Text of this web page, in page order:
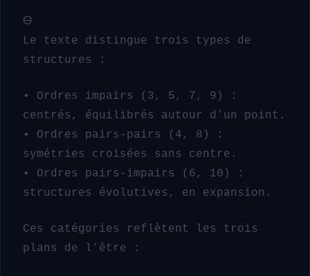
🜔
Le texte distingue trois types de
structures :
• Ordres impairs (3, 5, 7, 9) :
centrés, équilibrés autour d’un point.
• Ordres pairs-pairs (4, 8) :
symétries croisées sans centre.
• Ordres pairs-impairs (6, 10) :
structures évolutives, en expansion.
Ces catégories reflètent les trois
plans de l’être :